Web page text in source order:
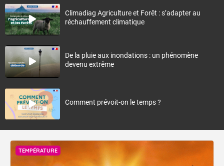
Climadiag Agriculture et Forêt : s’adapter au
réchauffement climatique
De la pluie aux inondations : un phénomène
devenu extrême
Comment prévoit-on le temps ?
TEMPÉRATURE